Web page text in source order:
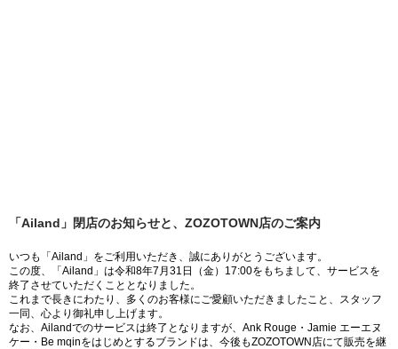
「Ailand」閉店のお知らせと、ZOZOTOWN店のご案内
いつも「Ailand」をご利用いただき、誠にありがとうございます。
この度、「Ailand」は令和8年7月31日（金）17:00をもちまして、サービスを
終了させていただくこととなりました。
これまで長きにわたり、多くのお客様にご愛顧いただきましたこと、スタッフ
一同、心より御礼申し上げます。
なお、Ailandでのサービスは終了となりますが、Ank Rouge・Jamie エーエヌ
ケー・Be mqinをはじめとするブランドは、今後もZOZOTOWN店にて販売を継